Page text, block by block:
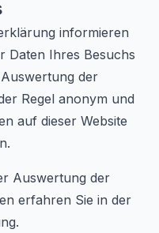
informieren
Daten Ihres Besuchs
der
Regel anonym und
auf dieser Website
Auswertung der
erfahren Sie in der